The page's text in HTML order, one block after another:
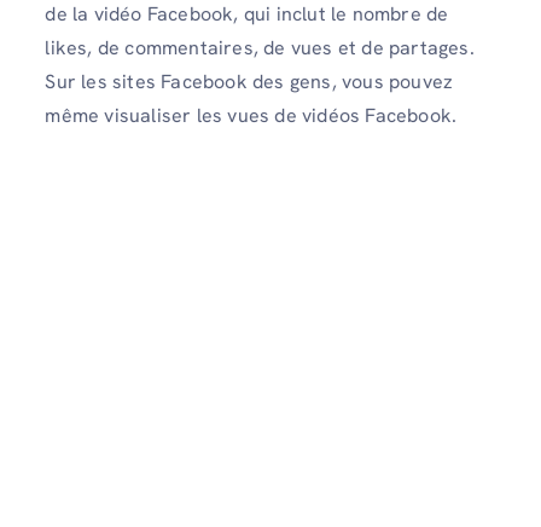
de la vidéo Facebook, qui inclut le nombre de
likes, de commentaires, de vues et de partages.
Sur les sites Facebook des gens, vous pouvez
même visualiser les vues de vidéos Facebook.